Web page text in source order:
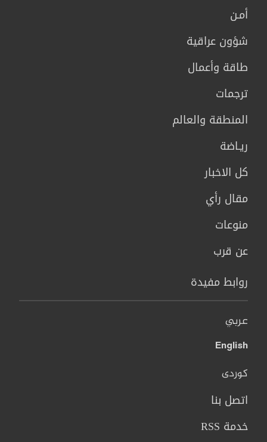
أمـن
شؤون عراقية
طاقة وأعمال
ترجمات
المنطقة والعالم
ريـاضة
كل الاخبار
مقال رأي
منوعات
عن قرب
روابط مفيدة
عربي
English
کوردی
اتصل بنا
خدمة RSS